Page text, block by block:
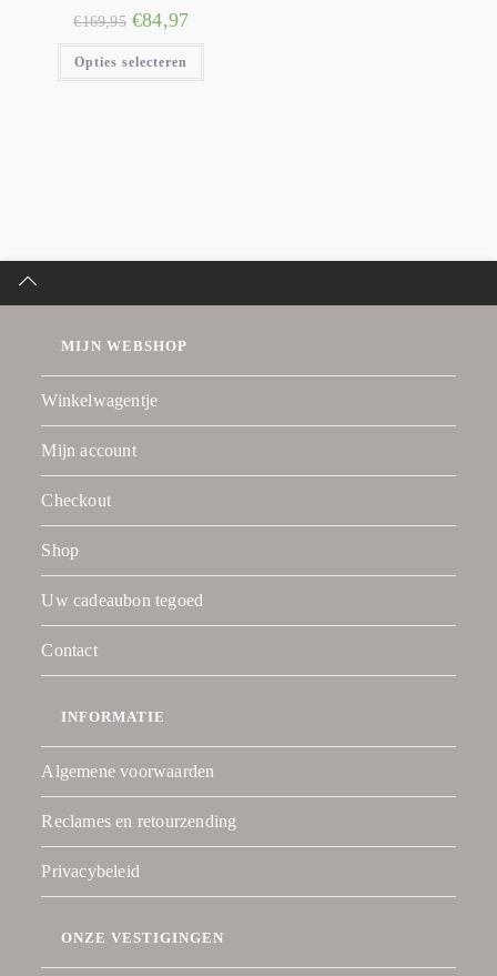
€169,95 €84,97
Opties selecteren
MIJN WEBSHOP
Winkelwagentje
Mijn account
Checkout
Shop
Uw cadeaubon tegoed
Contact
INFORMATIE
Algemene voorwaarden
Reclames en retourzending
Privacybeleid
ONZE VESTIGINGEN